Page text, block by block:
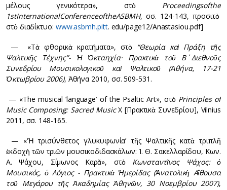
μέλους γενικότερα», στὸ Proceedingsofthe
1stInternationalConferenceoftheASBMH, σσ. 124-143, προσιτὸ
στὸ διαδίκτυο: www.asbmh.pitt. edu/page12/Anastasiou.pdf]
— «Τὰ φθορικὰ κρατήματα», στὸ “Θεωρία καὶ Πράξη τῆς
Ψαλτικῆς Τέχνης”- Ἡ Ὀκταηχία· Πρακτικὰ τοῦ Β΄ Διεθνοῦς
Συνεδρίου Μουσικολογικοῦ καὶ Ψαλτικοῦ (Ἀθήνα, 17-21
Ὀκτωβρίου 2006), Ἀθήνα 2010, σσ. 509-531.
— «The musical ‘language’ of the Psaltic Art», στὸ Principles of
Music Composing: Sacred MusicX [Πρακτικὰ Συνεδρίου], Vilnius
2011, σσ. 148-165.
— «‘Ἡ τρισύνθετος γλυκυφωνία’ τῆς Ψαλτικῆς κατὰ τριπλῆ
ἐκδοχὴ τῶν τριῶν μουσικοδιδασκάλων: Ἰ. Θ. Σακελλαρίδου, Κων.
Α. Ψάχου, Σίμωνος Καρᾶ», στὸ Κωνσταντῖνος Ψάχος: ὁ
Μουσικός, ὁ Λόγιος - Πρακτικὰ Ἡμερίδας (Ἀνατολικὴ Αἴθουσα
τοῦ Μεγάρου τῆς Ἀκαδημίας Ἀθηνῶν, 30 Νοεμβρίου 2007),